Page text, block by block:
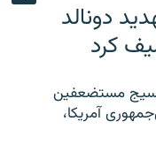
دونالد
کرد
بسیج مستضعفین
آمریکا،